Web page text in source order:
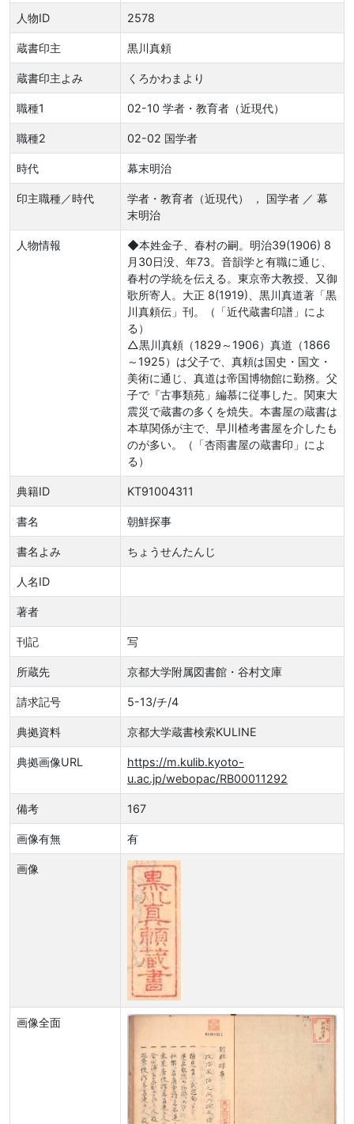
人物ID 2578
蔵書印主 黒川真頼
蔵書印主よみ くろかわまより
職種1 02-10 学者・教育者（近現代）
職種2 02-02 国学者
時代 幕末明治
印主職種／時代
学者・教育者（近現代） ， 国学者 ／ 幕
末明治
人物情報
◆本姓金子、春村の嗣。明治39(1906) 8
月30日没、年73。音韻学と有職に通じ、
春村の学統を伝える。東京帝大教授、又御
歌所寄人。大正 8(1919)、黒川真道著「黒
川真頼伝」刊。（「近代蔵書印譜」によ
る）
△黒川真頼（1829～1906）真道（1866
～1925）は父子で、真頼は国史・国文・
美術に通じ、真道は帝国博物館に勤務。父
子で『古事類苑」編慕に従事した。関東大
震災で蔵書の多くを焼失。本書屋の蔵書は
本草関係が主で、早川楂考書屋を介したも
のが多い。（「杏雨書屋の蔵書印」によ
る）
典籍ID KT91004311
書名 朝鮮探事
書名よみ ちょうせんたんじ
人名ID
著者
刊記 写
所蔵先 京都大学附属図書館・谷村文庫
請求記号 5-13/チ/4
典拠資料 京都大学蔵書検索KULINE
典拠画像URL
https://m.kulib.kyoto-
u.ac.jp/webopac/RB00011292
備考 167
画像有無 有
画像
画像全面